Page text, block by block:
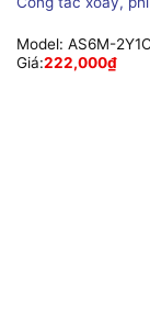
Model: AS6M-2Y1C
Giá:222,000₫